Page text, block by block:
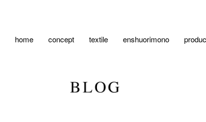
home concept textile enshuorimono